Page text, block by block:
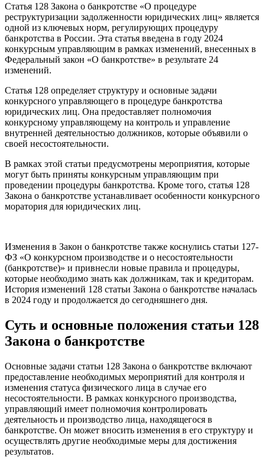
Статья 128 Закона о банкротстве «О процедуре
реструктуризации задолженности юридических лиц» является
одной из ключевых норм, регулирующих процедуру
банкротства в России. Эта статья введена в году 2024
конкурсным управляющим в рамках изменений, внесенных в
Федеральный закон «О банкротстве» в результате 24
изменений.
Статья 128 определяет структуру и основные задачи
конкурсного управляющего в процедуре банкротства
юридических лиц. Она предоставляет полномочия
конкурсному управляющему на контроль и управление
внутренней деятельностью должников, которые объявили о
своей несостоятельности.
В рамках этой статьи предусмотрены мероприятия, которые
могут быть приняты конкурсным управляющим при
проведении процедуры банкротства. Кроме того, статья 128
Закона о банкротстве устанавливает особенности конкурсного
моратория для юридических лиц.
Изменения в Закон о банкротстве также коснулись статьи 127-
ФЗ «О конкурсном производстве и о несостоятельности
(банкротстве)» и привнесли новые правила и процедуры,
которые необходимо знать как должникам, так и кредиторам.
История изменений 128 статьи Закона о банкротстве началась
в 2024 году и продолжается до сегодняшнего дня.
Суть и основные положения статьи 128
Закона о банкротстве
Основные задачи статьи 128 Закона о банкротстве включают
предоставление необходимых мероприятий для контроля и
изменения статуса физического лица в случае его
несостоятельности. В рамках конкурсного производства,
управляющий имеет полномочия контролировать
деятельность и производство лица, находящегося в
банкротстве. Он может вносить изменения в его структуру и
осуществлять другие необходимые меры для достижения
результатов.